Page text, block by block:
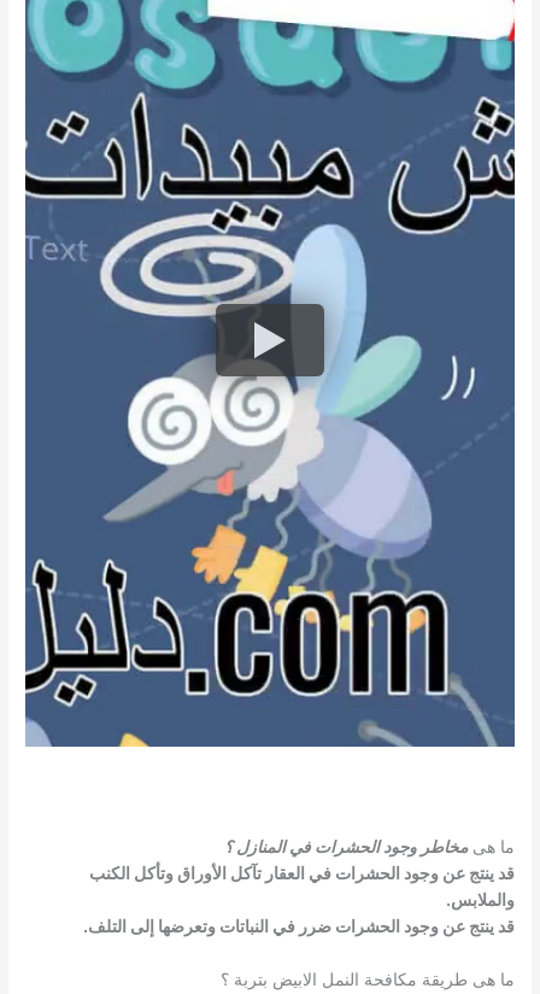
ما هىمخاطر وجود الحشرات في المنازل ؟
قد ينتج عن وجود الحشرات في العقار تآكل الأوراق وتأكل الكنب
والملابس.
قد ينتج عن وجود الحشرات ضرر في النباتات وتعرضها إلى التلف.
ما هى طريقة مكافحة النمل الابيض بتربة ؟